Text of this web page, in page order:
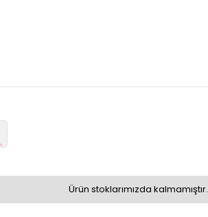
Ürün stoklarımızda kalmamıştır.